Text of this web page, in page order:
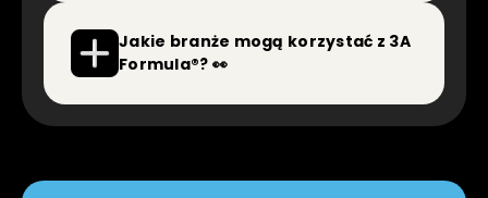
Jakie branże mogą korzystać z 3A
Formula®? 👀